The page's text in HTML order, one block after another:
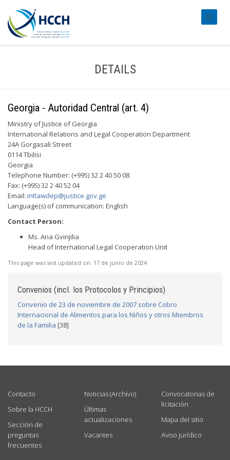
DETAILS
Georgia - Autoridad Central (art. 4)
Ministry of Justice of Georgia
International Relations and Legal Cooperation Department
24A Gorgasali Street
0114 Tbilisi
Georgia
Telephone Number: (+995) 32 2 40 50 08
Fax: (+995) 32 2 40 52 04
Email: intlawdep@justice.gov.ge
Language(s) of communication: English
Contact Person:
Ms. Ana Gvinjilia
Head of International Legal Cooperation Unit
This page was last updated on: 17 de junio de 2024
Convenios (incl. los Protocolos y Principios)
Convenio de 23 de noviembre de 2007 sobre Cobro
Internacional de Alimentos para los Niños y otros Miembros
de la Familia [38]
Contacto
Sobre la HCCH
Sección de
preguntas
frecuentes
Noticias (Archivo)
Últimas
actualizaciones
Vacantes
Convocatorias de
licitación
Mapa del sitio
Aviso jurídico